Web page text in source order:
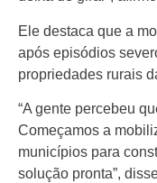
Ele destaca que a
após episódios
propriedades rurais
“A gente percebeu
Começamos a
municípios para
solução pronta”,